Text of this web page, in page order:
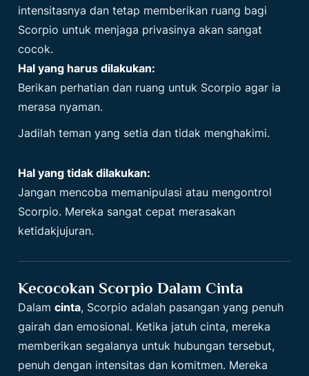
intensitasnya dan tetap memberikan ruang bagi
Scorpio untuk menjaga privasinya akan sangat
cocok.
Hal yang harus dilakukan:
Berikan perhatian dan ruang untuk Scorpio agar ia
merasa nyaman.
Jadilah teman yang setia dan tidak menghakimi.
Hal yang tidak dilakukan:
Jangan mencoba memanipulasi atau mengontrol
Scorpio. Mereka sangat cepat merasakan
ketidakjujuran.
Kecocokan Scorpio Dalam Cinta
Dalamcinta, Scorpio adalah pasangan yang penuh
gairah dan emosional. Ketika jatuh cinta, mereka
memberikan segalanya untuk hubungan tersebut,
penuh dengan intensitas dan komitmen. Mereka